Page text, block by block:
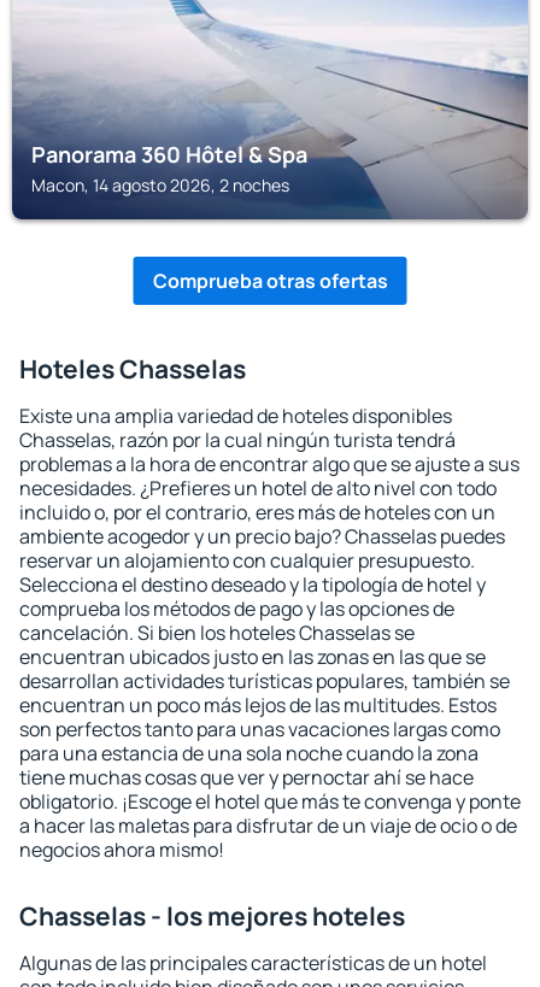
Panorama 360 Hôtel & Spa
Macon, 14 agosto 2026, 2 noches
Comprueba otras ofertas
Hoteles Chasselas
Existe una amplia variedad de hoteles disponibles
Chasselas, razón por la cual ningún turista tendrá
problemas a la hora de encontrar algo que se ajuste a sus
necesidades. ¿Prefieres un hotel de alto nivel con todo
incluido o, por el contrario, eres más de hoteles con un
ambiente acogedor y un precio bajo? Chasselas puedes
reservar un alojamiento con cualquier presupuesto.
Selecciona el destino deseado y la tipología de hotel y
comprueba los métodos de pago y las opciones de
cancelación. Si bien los hoteles Chasselas se
encuentran ubicados justo en las zonas en las que se
desarrollan actividades turísticas populares, también se
encuentran un poco más lejos de las multitudes. Estos
son perfectos tanto para unas vacaciones largas como
para una estancia de una sola noche cuando la zona
tiene muchas cosas que ver y pernoctar ahí se hace
obligatorio. ¡Escoge el hotel que más te convenga y ponte
a hacer las maletas para disfrutar de un viaje de ocio o de
negocios ahora mismo!
Chasselas - los mejores hoteles
Algunas de las principales características de un hotel